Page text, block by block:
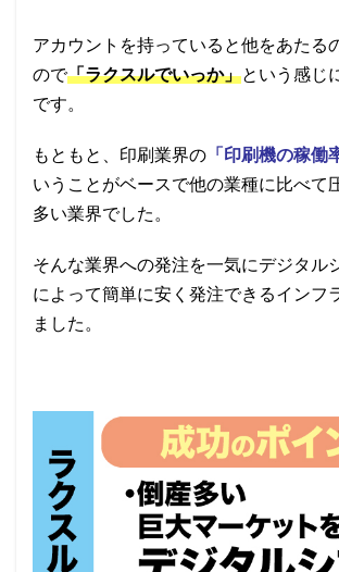
アカウントを持っていると他をあたる
ので「ラクスルでいっか」という感じ
です。
もともと、印刷業界の 「印刷機の稼働
いうことがベースで他の業種に比べて
多い業界でした。
そんな業界への発注を一気にデジタル
によって簡単に安く発注できるインフ
ました。